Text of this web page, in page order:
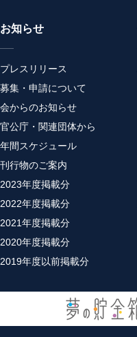
お知らせ
プレスリリース
募集・申請について
会からのお知らせ
官公庁・関連団体から
年間スケジュール
刊行物のご案内
2023年度掲載分
2022年度掲載分
2021年度掲載分
2020年度掲載分
2019年度以前掲載分